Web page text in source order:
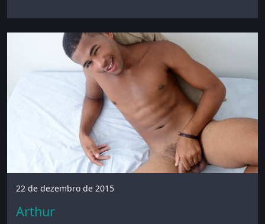
22 de dezembro de 2015
Arthur